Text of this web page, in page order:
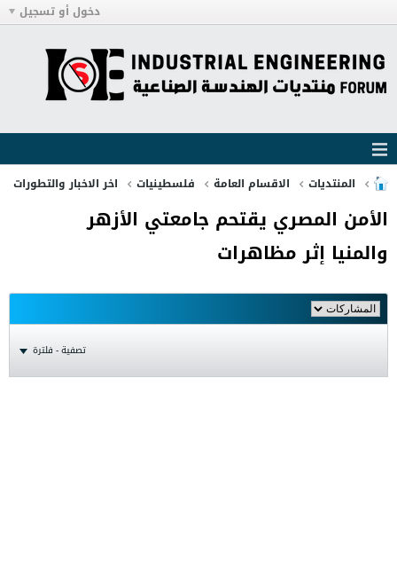
دخول أو تسجيل
المنتديات الاقسام العامة فلسطينيات اخر الاخبار والتطورات
الأمن المصري يقتحم جامعتي الأزهر
والمنيا إثر مظاهرات
تصفية - فلترة